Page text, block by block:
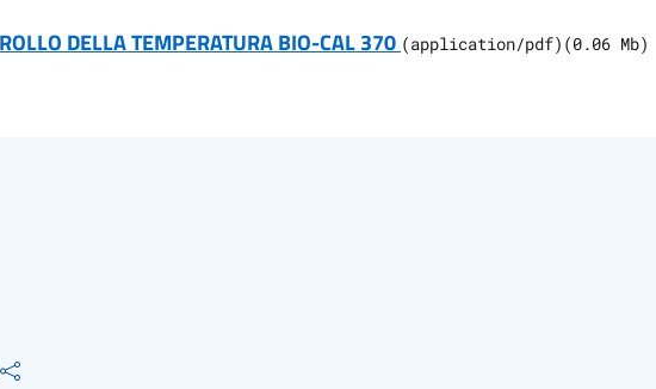
DELLA TEMPERATURA BIO-CAL 370 (application/pdf) (0.06 Mb)